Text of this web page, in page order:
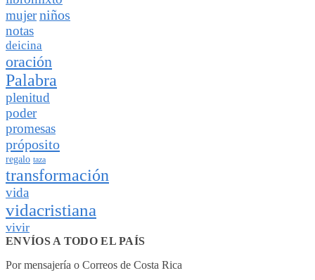
mujerniños
notas
deicina
oración
Palabra
plenitud
poder
promesas
próposito
regalo taza
transformación
vida
vidacristiana
vivir
ENVÍOS A TODO EL PAÍS
Por mensajería o Correos de Costa Rica